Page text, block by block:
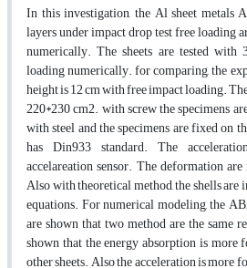
In this investigation, the Al sheet metals
layers under impact drop test free loading
numerically. The sheets are tested
loading numerically. for comparing, the
height is 12 cm with free impact loading.
220*230 cm2. with screw the specimens
with steel and the specimens are fixed on
has Din933 standard. The
accelareation sensor. The deformation
Also with theoretical method, the shells
equations. For numerical modeling, the
are shown that two method are the same
shown that the energy absorption is
other sheets. Also the acceleration is